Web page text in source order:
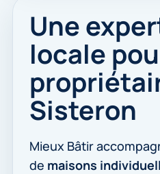
Une
locale
Sisteron
Mieux Bâtir
de maisons